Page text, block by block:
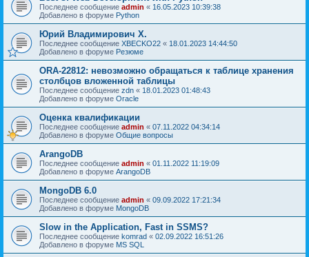
Последнее сообщение admin « 16.05.2023 10:39:38
Добавлено в форуме Python
Юрий Владимирович Х.
Последнее сообщение XBECKO22 « 18.01.2023 14:44:50
Добавлено в форуме Резюме
ORA-22812: невозможно обращаться к таблице хранения
столбцов вложенной таблицы
Последнее сообщение zdn « 18.01.2023 01:48:43
Добавлено в форуме Oracle
Оценка квалификации
Последнее сообщение admin « 07.11.2022 04:34:14
Добавлено в форуме Общие вопросы
ArangoDB
Последнее сообщение admin « 01.11.2022 11:19:09
Добавлено в форуме ArangoDB
MongoDB 6.0
Последнее сообщение admin « 09.09.2022 17:21:34
Добавлено в форуме MongoDB
Slow in the Application, Fast in SSMS?
Последнее сообщение komrad « 02.09.2022 16:51:26
Добавлено в форуме MS SQL